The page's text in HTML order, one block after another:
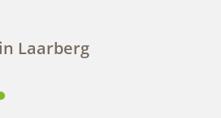
Laarberg